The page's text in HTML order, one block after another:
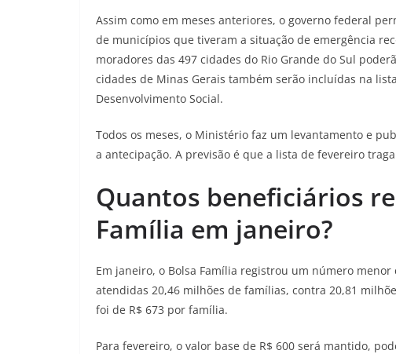
Assim como em meses anteriores, o governo federal
de municípios que tiveram a situação de emergência
moradores das 497 cidades do Rio Grande do Sul
cidades de Minas Gerais também serão incluídas na
Desenvolvimento Social.
Todos os meses, o Ministério faz um levantamento e
a antecipação. A previsão é que a lista de fevereiro
Quantos beneficiários
Família em janeiro?
Em janeiro, o Bolsa Família registrou um número
atendidas 20,46 milhões de famílias, contra 20,81
foi de R$ 673 por família.
Para fevereiro, o valor base de R$ 600 será mantido,